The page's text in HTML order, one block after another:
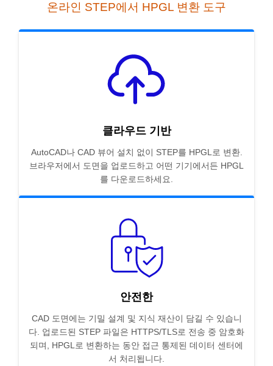
온라인 STEP에서 HPGL 변환 도구
클라우드 기반
AutoCAD나 CAD 뷰어 설치 없이 STEP를 HPGL로 변환.
브라우저에서 도면을 업로드하고 어떤 기기에서든 HPGL
를 다운로드하세요.
안전한
CAD 도면에는 기밀 설계 및 지식 재산이 담길 수 있습니
다. 업로드된 STEP 파일은 HTTPS/TLS로 전송 중 암호화
되며, HPGL로 변환하는 동안 접근 통제된 데이터 센터에
서 처리됩니다.